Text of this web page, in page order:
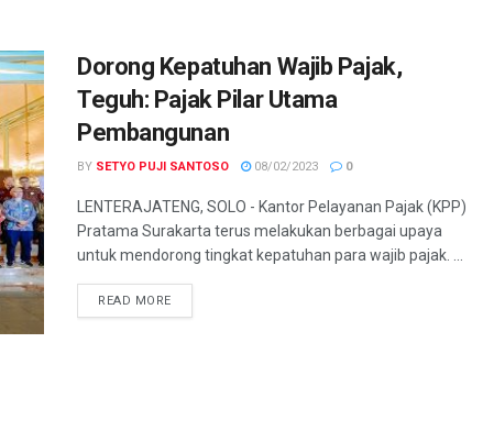
Dorong Kepatuhan Wajib Pajak,
Teguh: Pajak Pilar Utama
Pembangunan
BY SETYO PUJI SANTOSO 08/02/2023 0
LENTERAJATENG, SOLO - Kantor Pelayanan Pajak (KPP)
Pratama Surakarta terus melakukan berbagai upaya
untuk mendorong tingkat kepatuhan para wajib pajak. ...
READ MOREDETAILS